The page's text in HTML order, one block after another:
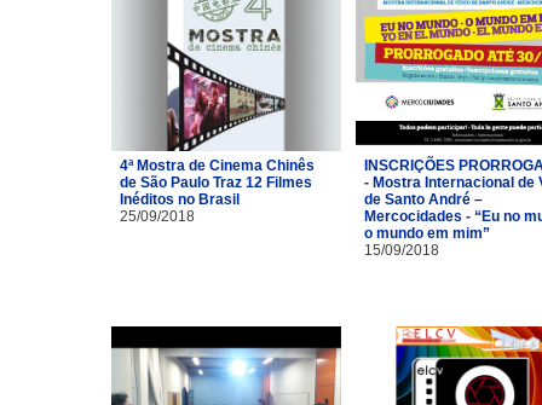
4ª Mostra de Cinema Chinês
de São Paulo Traz 12 Filmes
Inéditos no Brasil
25/09/2018
INSCRIÇÕES
- Mostra Internacional de
de Santo André –
Mercocidades - “Eu no
o mundo em mim”
15/09/2018